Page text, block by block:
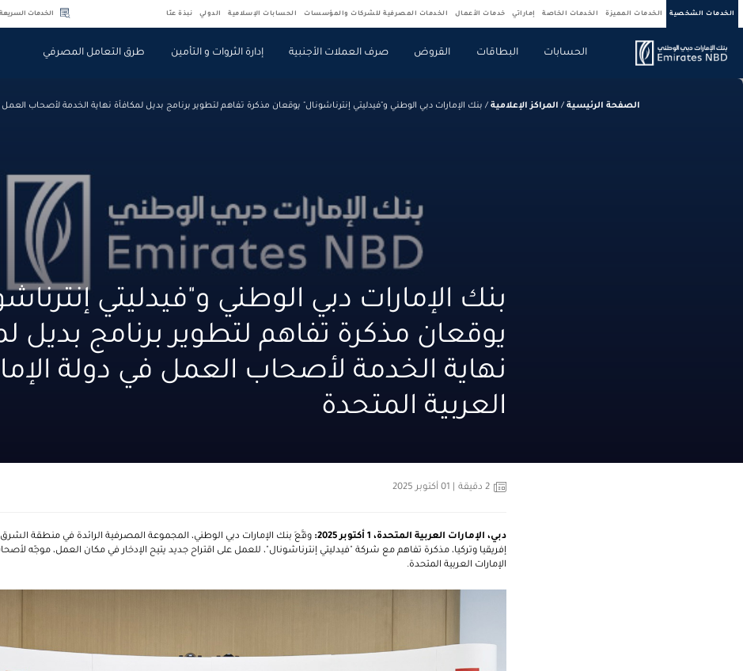
الخدمات الشخصية الخدمات المميزة الخدمات الخاصة إماراتي خدمات الأعمال الخدمات المصرفية للشركات والمؤسسات الحسابات الإسلامية الدولي نبذة عنّا الخدمات السريعة
الحسابات البطاقات القروض صرف العملات الأجنبية إدارة الثروات و التأمين طرق التعامل المصرفي
الصفحة الرئيسية / المراكز الإعلامية / بنك الإمارات دبي الوطني و"فيدليتي إنترناشونال" يوقعان مذكرة تفاهم لتطوير برنامج بديل لمكافأة نهاية الخدمة لأصحاب العمل
بنك الإمارات دبي الوطني و"فيدليتي
يوقعان مذكرة تفاهم لتطوير برنامج بديل
نهاية الخدمة لأصحاب العمل في دولة
العربية المتحدة
2 دقيقة
دبي، الإمارات العربية المتحدة، 1 أكتوبر 2025
: وقَّعَ بنك الإمارات دبي الوطني، المجموعة المصرفية الرائدة في منطقة
إفريقيا وتركيا، مذكرة تفاهم مع شركة "فيدليتي إنترناشونال"، للعمل على اقتراح جديد يتيح الإدخار في مكان العمل، موجّه
الإمارات العربية المتحدة.